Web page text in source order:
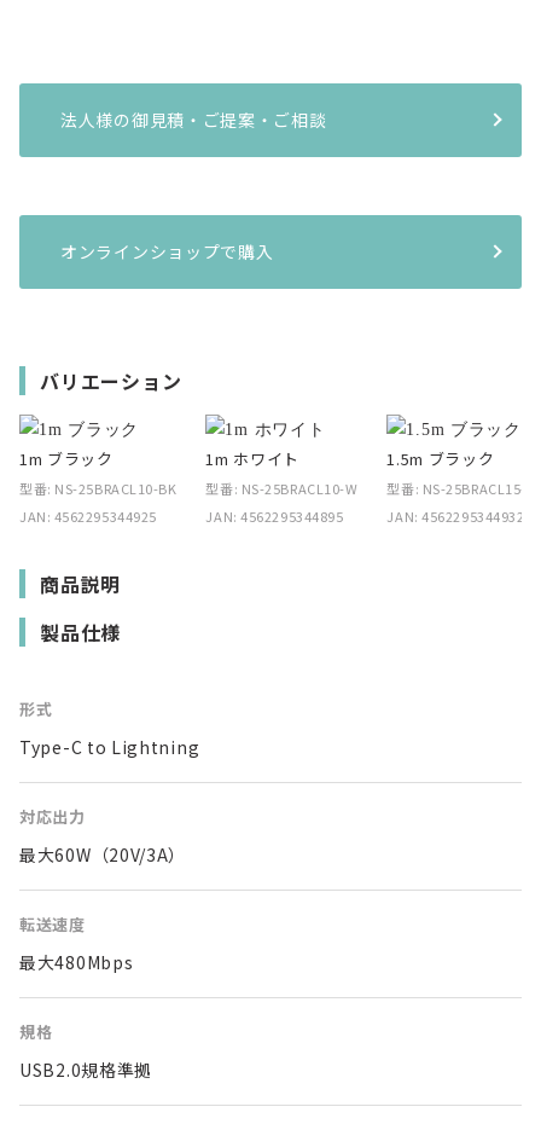
法人様の御見積・ご提案・ご相談
オンラインショップで購入
バリエーション
1m ブラック
型番: NS-25BRACL10-BK
JAN: 4562295344925
1m ホワイト
型番: NS-25BRACL10-WH
JAN: 4562295344895
1.5m ブラック
型番: NS-25BRACL15-
JAN: 4562295344932
商品説明
製品仕様
形式
Type-C to Lightning
対応出力
最大60W（20V/3A）
転送速度
最大480Mbps
規格
USB2.0規格準拠